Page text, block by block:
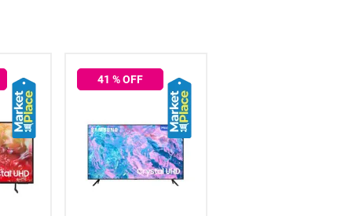
41 % OFF